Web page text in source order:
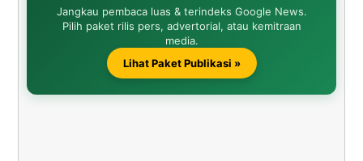
Jangkau pembaca luas & terindeks Google News.
Pilih paket rilis pers, advertorial, atau kemitraan
media.
Lihat Paket Publikasi »